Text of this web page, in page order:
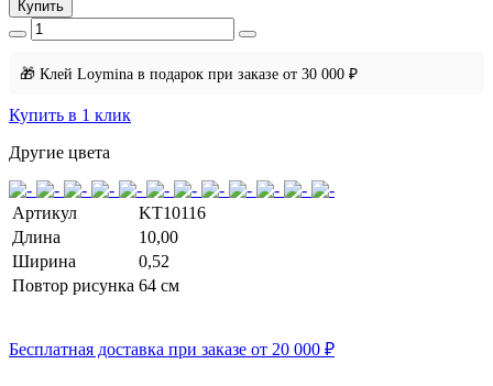
Купить
🎁 Клей Loymina в подарок при заказе от 30 000 ₽
Купить в 1 клик
Другие цвета
Артикул
KT10116
Длина
10,00
Ширина
0,52
Повтор рисунка 64 см
Бесплатная доставка при заказе от 20 000 ₽